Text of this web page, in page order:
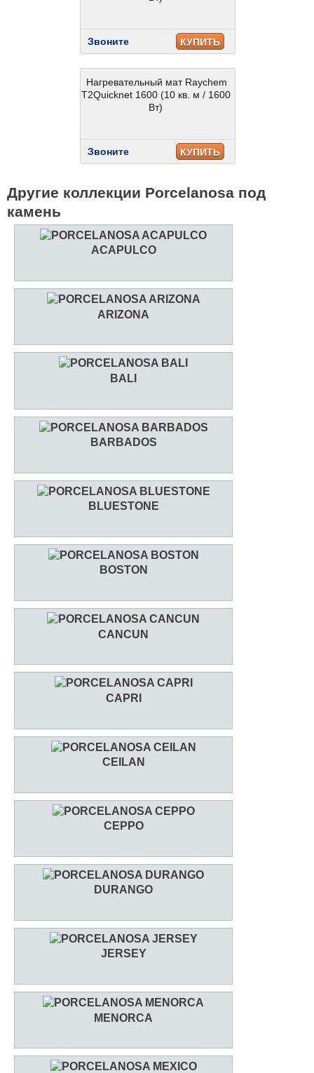
Звоните КУПИТЬ
Нагревательный мат Raychem
T2Quicknet 1600 (10 кв. м / 1600
Вт)
Звоните КУПИТЬ
Другие коллекции Porcelanosa под
камень
ACAPULCO
ARIZONA
BALI
BARBADOS
BLUESTONE
BOSTON
CANCUN
CAPRI
CEILAN
CEPPO
DURANGO
JERSEY
MENORCA